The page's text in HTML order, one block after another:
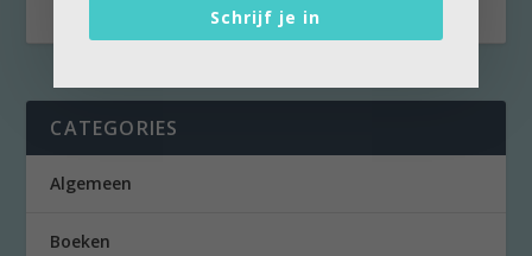
CATEGORIES
Algemeen
Boeken
Schrijf je in